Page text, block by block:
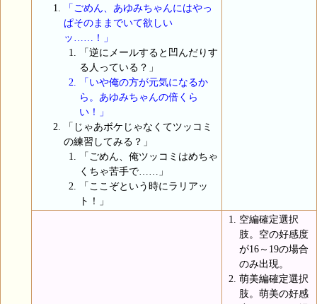
「ごめん、あゆみちゃんにはやっ
ぱそのままでいて欲しい
ッ……！」
「逆にメールすると凹んだりす
る人っている？」
「いや俺の方が元気になるか
ら。あゆみちゃんの倍くら
い！」
「じゃあボケじゃなくてツッコミ
の練習してみる？」
「ごめん、俺ツッコミはめちゃ
くちゃ苦手で……」
「ここぞという時にラリアッ
ト！」
空編確定選択
肢。空の好感度
が16～19の場合
のみ出現。
萌美編確定選択
肢。萌美の好感